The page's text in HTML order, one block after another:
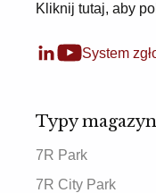
Kliknij tutaj, aby
System
Typy
7R Park
7R City Park